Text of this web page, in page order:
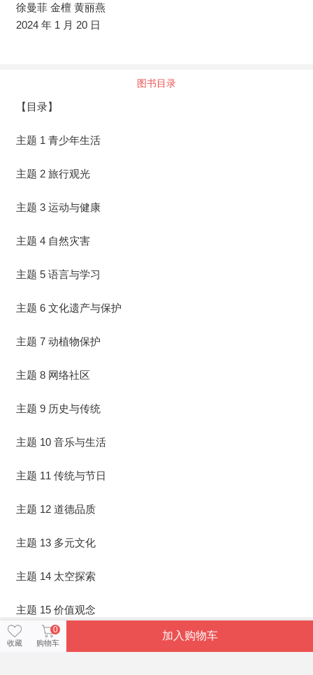
徐曼菲 金檀 黄丽燕
2024 年 1 月 20 日
图书目录
【目录】
主题 1 青少年生活
主题 2 旅行观光
主题 3 运动与健康
主题 4 自然灾害
主题 5 语言与学习
主题 6 文化遗产与保护
主题 7 动植物保护
主题 8 网络社区
主题 9 历史与传统
主题 10 音乐与生活
主题 11 传统与节日
主题 12 道德品质
主题 13 多元文化
主题 14 太空探索
主题 15 价值观念
收藏
0
购物车
加入购物车